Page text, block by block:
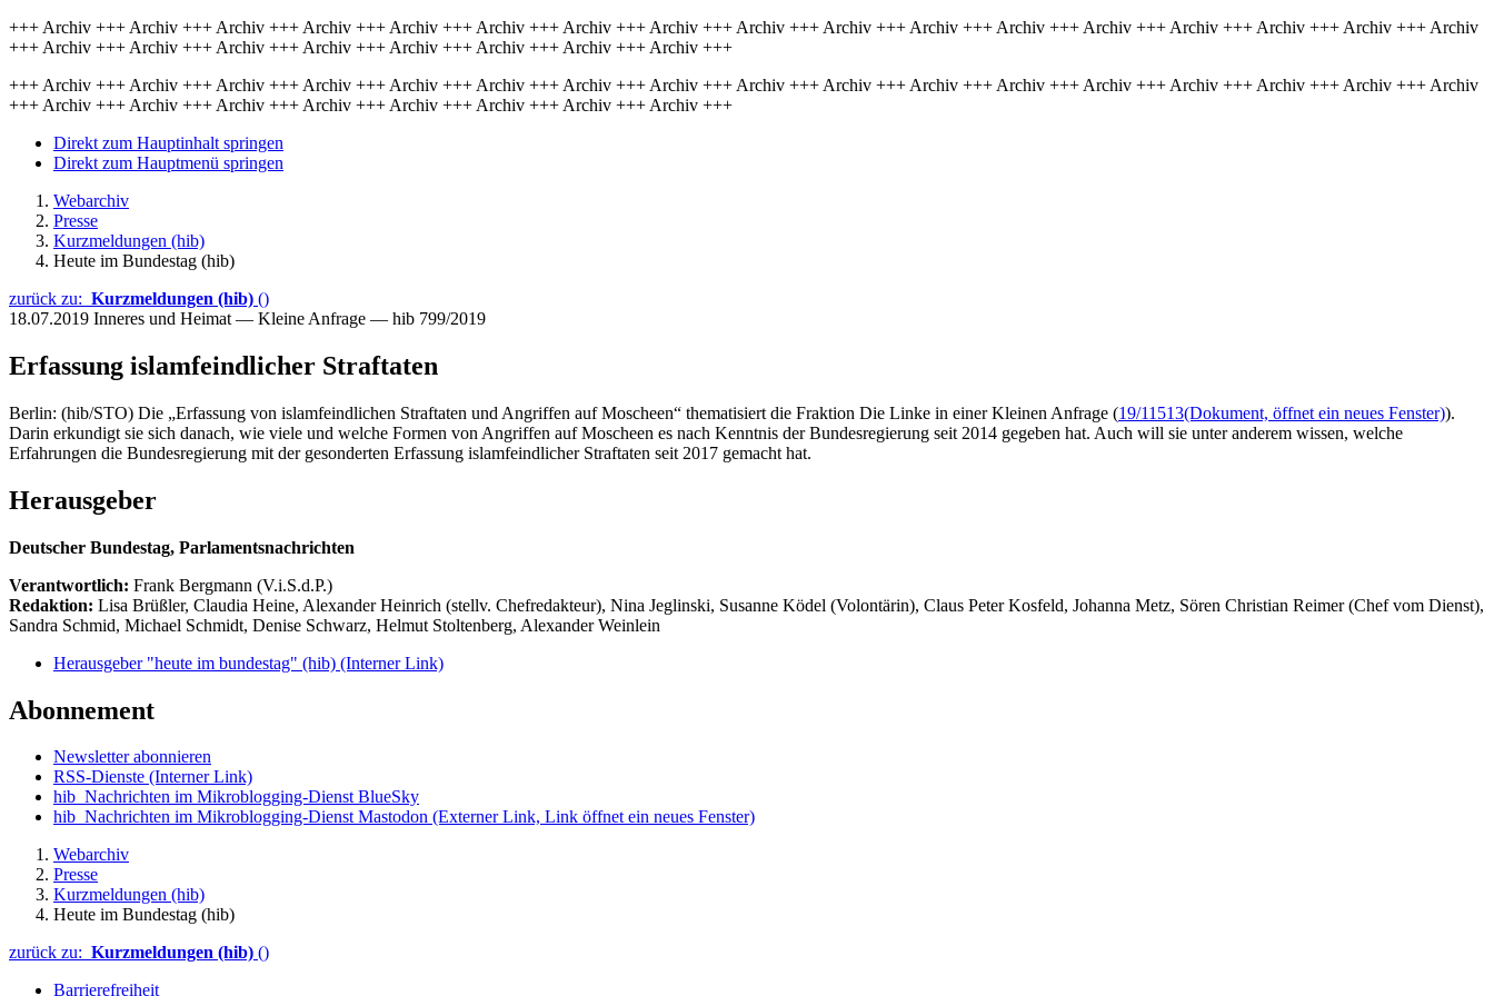
+++ Archiv +++ Archiv +++ Archiv +++ Archiv +++ Archiv +++ Archiv +++ Archiv +++ Archiv +++ Archiv +++ Archiv +++ Archiv +++ Archiv +++ Archiv +++ Archiv +++ Archiv +++ Archiv +++ Archiv
+++ Archiv +++ Archiv +++ Archiv +++ Archiv +++ Archiv +++ Archiv +++ Archiv +++ Archiv +++
+++ Archiv +++ Archiv +++ Archiv +++ Archiv +++ Archiv +++ Archiv +++ Archiv +++ Archiv +++ Archiv +++ Archiv +++ Archiv +++ Archiv +++ Archiv +++ Archiv +++ Archiv +++ Archiv +++ Archiv
+++ Archiv +++ Archiv +++ Archiv +++ Archiv +++ Archiv +++ Archiv +++ Archiv +++ Archiv +++
Direkt zum Hauptinhalt springen
Direkt zum Hauptmenü springen
Webarchiv
Presse
Kurzmeldungen (hib)
Heute im Bundestag (hib)
zurück zu: Kurzmeldungen (hib) ()
18.07.2019 Inneres und Heimat — Kleine Anfrage — hib 799/2019
Erfassung islamfeindlicher Straftaten
Berlin: (hib/STO) Die „Erfassung von islamfeindlichen Straftaten und Angriffen auf Moscheen“ thematisiert die Fraktion Die Linke in einer Kleinen Anfrage (19/11513(Dokument, öffnet ein neues Fenster)).
Darin erkundigt sie sich danach, wie viele und welche Formen von Angriffen auf Moscheen es nach Kenntnis der Bundesregierung seit 2014 gegeben hat. Auch will sie unter anderem wissen, welche
Erfahrungen die Bundesregierung mit der gesonderten Erfassung islamfeindlicher Straftaten seit 2017 gemacht hat.
Herausgeber
Deutscher Bundestag, Parlamentsnachrichten
Verantwortlich: Frank Bergmann (V.i.S.d.P.)
Redaktion: Lisa Brüßler, Claudia Heine, Alexander Heinrich (stellv. Chefredakteur), Nina Jeglinski, Susanne Ködel (Volontärin), Claus Peter Kosfeld, Johanna Metz, Sören Christian Reimer (Chef vom Dienst),
Sandra Schmid, Michael Schmidt, Denise Schwarz, Helmut Stoltenberg, Alexander Weinlein
Herausgeber "heute im bundestag" (hib) (Interner Link)
Abonnement
Newsletter abonnieren
RSS-Dienste (Interner Link)
hib_Nachrichten im Mikroblogging-Dienst BlueSky
hib_Nachrichten im Mikroblogging-Dienst Mastodon (Externer Link, Link öffnet ein neues Fenster)
Webarchiv
Presse
Kurzmeldungen (hib)
Heute im Bundestag (hib)
zurück zu: Kurzmeldungen (hib) ()
Barrierefreiheit